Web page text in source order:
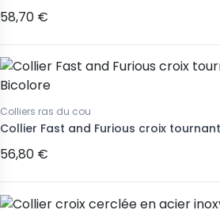
58,70 €
Colliers ras du cou
Collier Fast and Furious croix
56,80 €